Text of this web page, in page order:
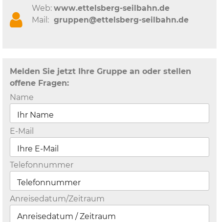
Web: www.ettelsberg-seilbahn.de
Mail: gruppen@ettelsberg-seilbahn.de
Melden Sie jetzt Ihre Gruppe an oder stellen
offene Fragen:
Name
E-Mail
Telefonnummer
Anreisedatum/Zeitraum